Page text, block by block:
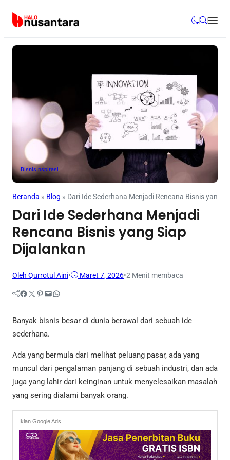
BisnisInspirasi
Beranda » Blog » Dari Ide Sederhana Menjadi Rencana Bisnis yang
Dari Ide Sederhana Menjadi
Rencana Bisnis yang Siap
Dijalankan
Oleh Qurrotul Aini• Maret 7, 2026•2 Menit membaca
Facebook Twitter Pinterest Mail WhatsApp
Banyak bisnis besar di dunia berawal dari sebuah ide
sederhana.
Ada yang bermula dari melihat peluang pasar, ada yang
muncul dari pengalaman panjang di sebuah industri, dan ada
juga yang lahir dari keinginan untuk menyelesaikan masalah
yang sering dialami banyak orang.
Iklan Google Ads